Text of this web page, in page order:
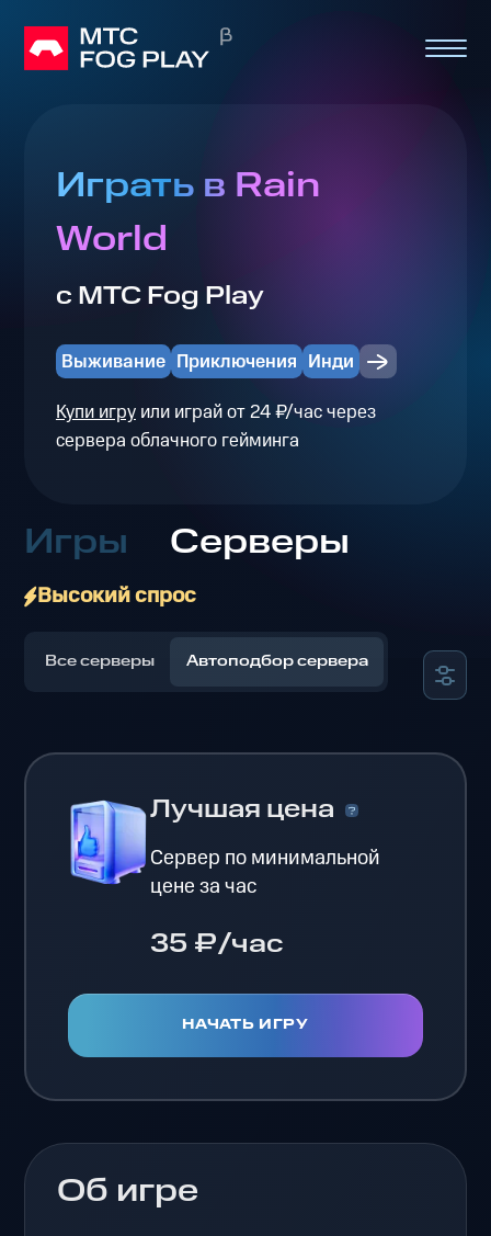
Играть в Rain
World
с МТС Fog Play
Выживание Приключения Инди
Купи игруили играй от 24 ₽/час через
сервера облачного гейминга
Игры Серверы
Высокий спрос
Все серверы Автоподбор сервера
Лучшая цена
Сервер по минимальной
цене за час
35 ₽/час
НАЧАТЬ ИГРУ
Об игре